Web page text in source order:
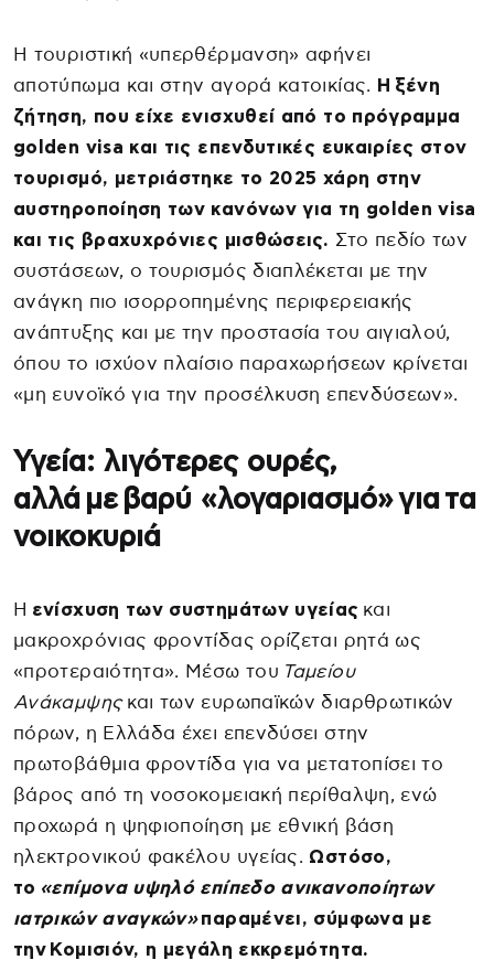
Η τουριστική «υπερθέρμανση» αφήνει
αποτύπωμα και στην αγορά κατοικίας. Η ξένη
ζήτηση, που είχε ενισχυθεί από το πρόγραμμα
golden visa και τις επενδυτικές ευκαιρίες στον
τουρισμό, μετριάστηκε το 2025 χάρη στην
αυστηροποίηση των κανόνων για τη golden visa
και τις βραχυχρόνιες μισθώσεις. Στο πεδίο των
συστάσεων, ο τουρισμός διαπλέκεται με την
ανάγκη πιο ισορροπημένης περιφερειακής
ανάπτυξης και με την προστασία του αιγιαλού,
όπου το ισχύον πλαίσιο παραχωρήσεων κρίνεται
«μη ευνοϊκό για την προσέλκυση επενδύσεων».
Υγεία: λιγότερες ουρές,
αλλά με βαρύ «λογαριασμό» για τα
νοικοκυριά
Η ενίσχυση των συστημάτων υγείας και
μακροχρόνιας φροντίδας ορίζεται ρητά ως
«προτεραιότητα». Μέσω του Ταμείου
Ανάκαμψηςκαι των ευρωπαϊκών διαρθρωτικών
πόρων, η Ελλάδα έχει επενδύσει στην
πρωτοβάθμια φροντίδα για να μετατοπίσει το
βάρος από τη νοσοκομειακή περίθαλψη, ενώ
προχωρά η ψηφιοποίηση με εθνική βάση
ηλεκτρονικού φακέλου υγείας. Ωστόσο,
το «επίμονα υψηλό επίπεδο ανικανοποίητων
ιατρικών αναγκών»παραμένει, σύμφωνα με
την Κομισιόν, η μεγάλη εκκρεμότητα.